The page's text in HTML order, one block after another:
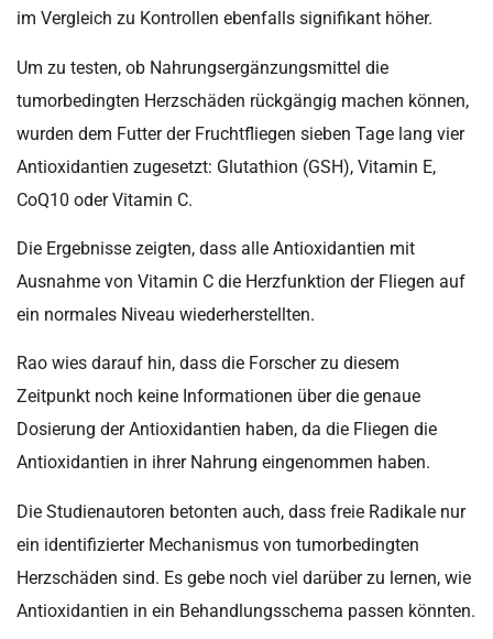
im Vergleich zu Kontrollen ebenfalls signifikant höher.
Um zu testen, ob Nahrungsergänzungsmittel die
tumorbedingten Herzschäden rückgängig machen können,
wurden dem Futter der Fruchtfliegen sieben Tage lang vier
Antioxidantien zugesetzt: Glutathion (GSH), Vitamin E,
CoQ10 oder Vitamin C.
Die Ergebnisse zeigten, dass alle Antioxidantien mit
Ausnahme von Vitamin C die Herzfunktion der Fliegen auf
ein normales Niveau wiederherstellten.
Rao wies darauf hin, dass die Forscher zu diesem
Zeitpunkt noch keine Informationen über die genaue
Dosierung der Antioxidantien haben, da die Fliegen die
Antioxidantien in ihrer Nahrung eingenommen haben.
Die Studienautoren betonten auch, dass freie Radikale nur
ein identifizierter Mechanismus von tumorbedingten
Herzschäden sind. Es gebe noch viel darüber zu lernen, wie
Antioxidantien in ein Behandlungsschema passen könnten.